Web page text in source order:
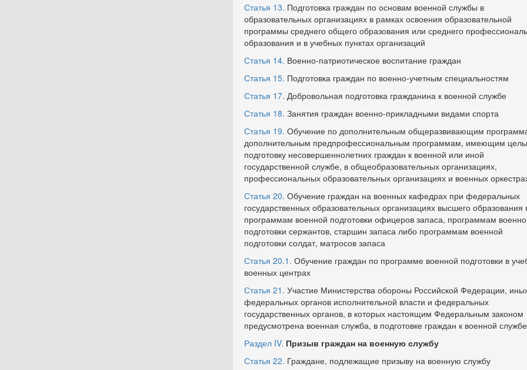
Статья 13. Подготовка граждан по основам военной службы в
образовательных организациях в рамках освоения образовательной
программы среднего общего образования или среднего
образования и в учебных пунктах организаций
Статья 14. Военно-патриотическое воспитание граждан
Статья 15. Подготовка граждан по военно-учетным специальностям
Статья 17. Добровольная подготовка гражданина к военной службе
Статья 18. Занятия граждан военно-прикладными видами спорта
Статья 19. Обучение по дополнительным общеразвивающим
дополнительным предпрофессиональным программам, имеющим
подготовку несовершеннолетних граждан к военной или иной
государственной службе, в общеобразовательных организациях,
профессиональных образовательных организациях и военных
Статья 20. Обучение граждан на военных кафедрах при федеральных
государственных образовательных организациях высшего образования
программам военной подготовки офицеров запаса, программам
подготовки сержантов, старшин запаса либо программам военной
подготовки солдат, матросов запаса
Статья 20.1. Обучение граждан по программе военной подготовки в
военных центрах
Статья 21. Участие Министерства обороны Российской Федерации,
федеральных органов исполнительной власти и федеральных
государственных органов, в которых настоящим Федеральным законом
предусмотрена военная служба, в подготовке граждан к военной службе
Раздел IV. Призыв граждан на военную службу
Статья 22. Граждане, подлежащие призыву на военную службу